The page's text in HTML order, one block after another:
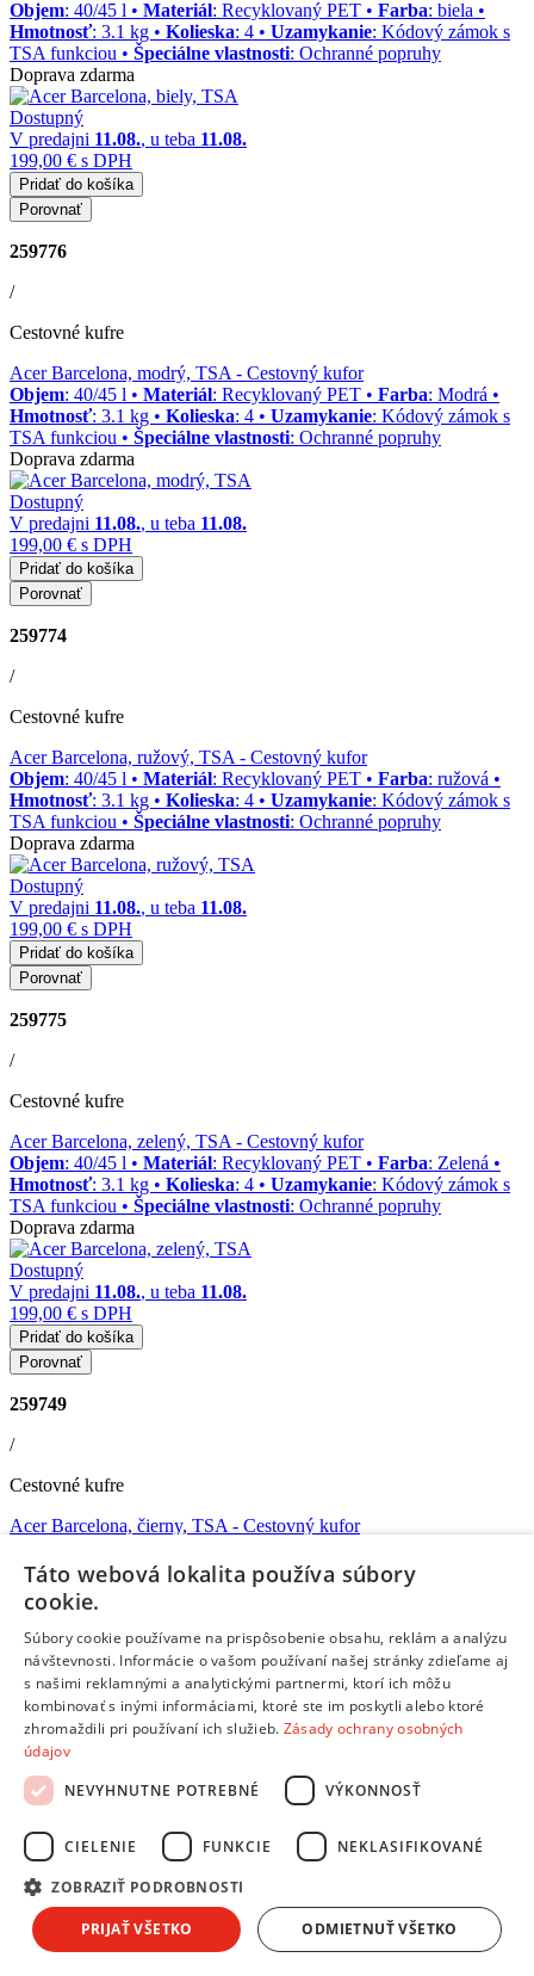
Objem: 40/45 l • Materiál: Recyklovaný PET • Farba: biela •
Hmotnosť: 3.1 kg • Kolieska: 4 • Uzamykanie: Kódový zámok s
TSA funkciou • Špeciálne vlastnosti: Ochranné popruhy
Doprava zdarma
Dostupný
V predajni 11.08., u teba 11.08.
199,00 € s DPH
Pridať do košíka
Porovnať
259776
/
Cestovné kufre
Acer Barcelona, modrý, TSA - Cestovný kufor
Objem: 40/45 l • Materiál: Recyklovaný PET • Farba: Modrá •
Hmotnosť: 3.1 kg • Kolieska: 4 • Uzamykanie: Kódový zámok s
TSA funkciou • Špeciálne vlastnosti: Ochranné popruhy
Doprava zdarma
Dostupný
V predajni 11.08., u teba 11.08.
199,00 € s DPH
Pridať do košíka
Porovnať
259774
/
Cestovné kufre
Acer Barcelona, ružový, TSA - Cestovný kufor
Objem: 40/45 l • Materiál: Recyklovaný PET • Farba: ružová •
Hmotnosť: 3.1 kg • Kolieska: 4 • Uzamykanie: Kódový zámok s
TSA funkciou • Špeciálne vlastnosti: Ochranné popruhy
Doprava zdarma
Dostupný
V predajni 11.08., u teba 11.08.
199,00 € s DPH
Pridať do košíka
Porovnať
259775
/
Cestovné kufre
Acer Barcelona, zelený, TSA - Cestovný kufor
Objem: 40/45 l • Materiál: Recyklovaný PET • Farba: Zelená •
Hmotnosť: 3.1 kg • Kolieska: 4 • Uzamykanie: Kódový zámok s
TSA funkciou • Špeciálne vlastnosti: Ochranné popruhy
Doprava zdarma
Dostupný
V predajni 11.08., u teba 11.08.
199,00 € s DPH
Pridať do košíka
Porovnať
259749
/
Cestovné kufre
Acer Barcelona, čierny, TSA - Cestovný kufor
Hmotnosť: 3.1 kg • Kolieska: 4 •Uzamykanie: Kódový zámok s
TSA funkciou •
Špeciálne vlastnosti
: Ochranné popruhy
Doprava zdarma
Dostupný
V predajni
11.08. , u teba
11.08.
199,00 €
s DPH
Pridať do košíka
Porovnať
259778
Acer Predator Streetstyle, sivý, TSA- Cestovný kufor
Objem
: 41 l •Farba: Sivá • Hmotnosť: 3.5 kg •Kolieska: 4 •
Uzamykanie: Kódový zámok s TSA funkciou •Špeciálne
Táto webová lokalita používa súbory
cookie.
Súbory cookie používame na prispôsobenie obsahu, reklám a analýzu
návštevnosti. Informácie o vašom používaní našej stránky zdieľame aj
s našimi reklamnými a analytickými partnermi, ktorí ich môžu
kombinovať s inými informáciami, ktoré ste im poskytli alebo ktoré
zhromaždili pri používaní ich služieb. Zásady ochrany osobných
údajov
NEVYHNUTNE POTREBNÉ
VÝKONNOSŤ
CIELENIE FUNKCIE NEKLASIFIKOVANÉ
ZOBRAZIŤ PODROBNOSTI
PRIJAŤ VŠETKO ODMIETNUŤ VŠETKO